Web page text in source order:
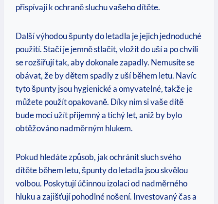
přispívají k ochraně sluchu vašeho dítěte.
Další výhodou špunty do letadla je jejich jednoduché
použití. Stačí je jemně stlačit, vložit do uší a po chvíli
se rozšiřují tak, aby dokonale zapadly. Nemusíte se
obávat, že by dětem spadly z uší během letu. Navíc
tyto špunty jsou hygienické a omyvatelné, takže je
můžete použít opakovaně. Díky nim si vaše dítě
bude moci užít příjemný a tichý let, aniž by bylo
obtěžováno nadměrným hlukem.
Pokud hledáte způsob, jak ochránit sluch svého
dítěte během letu, špunty do letadla jsou skvělou
volbou. Poskytují účinnou izolaci od nadměrného
hluku a zajišťují pohodlné nošení. Investovaný čas a